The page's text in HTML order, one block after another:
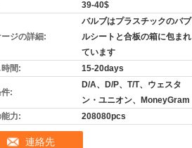
39-40$
ジの詳細:
バルブはプラスチックのバブ
ルシートと合板の箱に包まれ
ています
間:
15-20days
:
D/A、D/P、T/T、ウェスタ
ン・ユニオン、MoneyGram
力:
208080pcs
連絡先